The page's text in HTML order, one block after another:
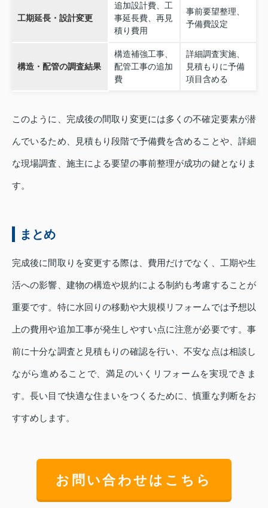
工期延長・設計変更
追加設計費、工
事延長費、再見
積り費用
事前要望整理、
予備費設定
構造・配管の調査結果
構造補強工事、
配管工事の追加
費
詳細調査実施、
見積もりに予備
項目含める
このように、完成後の間取り変更には多くの不確定要素が潜
んでいるため、見積もり段階で予備費を含めることや、詳細
な現場調査、施主による要望の事前整理が成功の鍵となりま
す。
まとめ
完成後に間取りを変更する際は、費用だけでなく、工期や生
活への影響、建物の構造や規約による制約も考慮することが
重要です。特に水回りの移動や大規模リフォームでは予想以
上の費用や追加工事が発生しやすい点に注意が必要です。事
前に十分な調査と見積もりの確認を行い、不安な点は相談し
ながら進めることで、満足のいくリフォームを実現できま
す。長い目で快適な住まいをつくるために、慎重な判断をお
すすめします。
お問い合わせはこちら